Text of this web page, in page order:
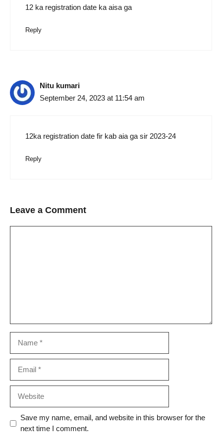
12 ka registration date ka aisa ga
Reply
Nitu kumari
September 24, 2023 at 11:54 am
12ka registration date fir kab aia ga sir 2023-24
Reply
Leave a Comment
Save my name, email, and website in this browser for the
next time I comment.